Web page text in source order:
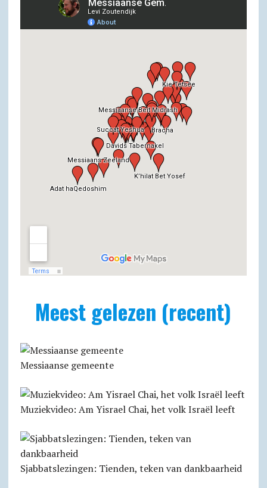
Meest gelezen (recent)
Messiaanse gemeente
Muziekvideo: Am Yisrael Chai, het volk Israël leeft
Sjabbats­lezingen: Tienden, teken van dankbaarheid